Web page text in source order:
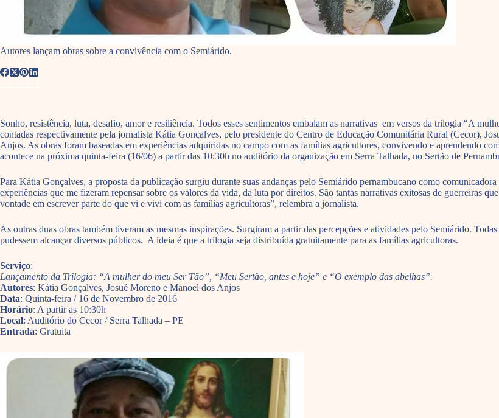
Autores lançam obras sobre a convivência com o Semiárido.
Sonho, resistência, luta, desafio, amor e resiliência. Todos esses sentimentos embalam as narrativas em versos da trilogia “A
contadas respectivamente pela jornalista Kátia Gonçalves, pelo presidente do Centro de Educação Comunitária Rural (Cecor),
Anjos. As obras foram baseadas em experiências adquiridas no campo com as famílias agricultores, convivendo e aprendendo
acontece na próxima quinta-feira (16/06) a partir das 10:30h no auditório da organização em Serra Talhada, no Sertão de
Para Kátia Gonçalves, a proposta da publicação surgiu durante suas andanças pelo Semiárido pernambucano como
experiências que me fizeram repensar sobre os valores da vida, da luta por direitos. São tantas narrativas exitosas de guerreiras
vontade em escrever parte do que vi e vivi com as famílias agricultoras”, relembra a jornalista.
As outras duas obras também tiveram as mesmas inspirações. Surgiram a partir das percepções e atividades pelo Semiárido.
pudessem alcançar diversos públicos. A ideia é que a trilogia seja distribuída gratuitamente para as famílias agricultoras.
Serviço:
Lançamento da Trilogia: “A mulher do meu Ser Tão”, “Meu Sertão, antes e hoje” e “O exemplo das abelhas”.
Autores: Kátia Gonçalves, Josué Moreno e Manoel dos Anjos
Data: Quinta-feira / 16 de Novembro de 2016
Horário: A partir as 10:30h
Local: Auditório do Cecor / Serra Talhada – PE
Entrada: Gratuita